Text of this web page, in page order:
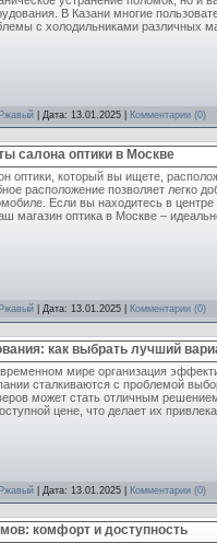
В Казани многие
с холодильниками различных
Ржавый | Дата: 13.01.2025 Комментарии (0)
салона оптики в Москве
оптики, который вы ищете,
расположение позволяет легко
Если вы находитесь в
магазин оптика в Москве –
Ржавый | Дата: 13.01.2025 Комментарии (0)
как выбрать лучший
мире организация
сталкиваются с проблемой
может стать отличным
цене, что делает их
Ржавый | Дата: 13.01.2025 Комментарии (0)
комфорт и доступность